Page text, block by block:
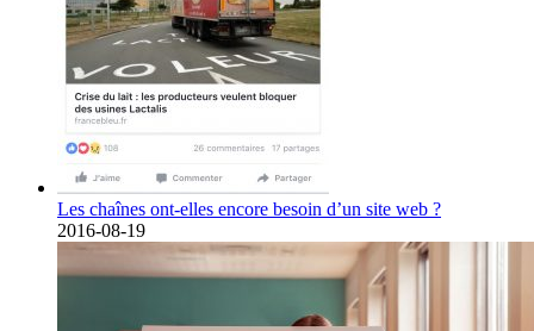
Les chaînes ont-elles encore besoin d’un site web ?
2016-08-19